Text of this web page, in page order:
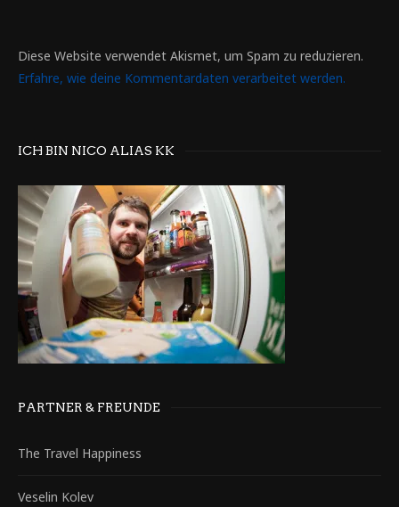
Diese Website verwendet Akismet, um Spam zu reduzieren.
Erfahre, wie deine Kommentardaten verarbeitet werden.
ICH BIN NICO ALIAS KK
PARTNER & FREUNDE
The Travel Happiness
Veselin Kolev